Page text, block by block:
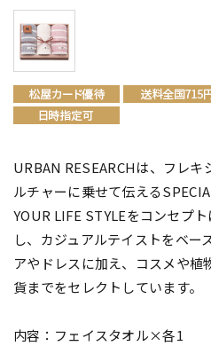
URBAN RESEARCHは、フレ
ルチャーに乗せて伝える
YOUR LIFE STYLEをコンセプ
し、カジュアルテイストをベー
アやドレスに加え、コスメや
貨までをセレクトしています。
内容：フェイスタオル×各1